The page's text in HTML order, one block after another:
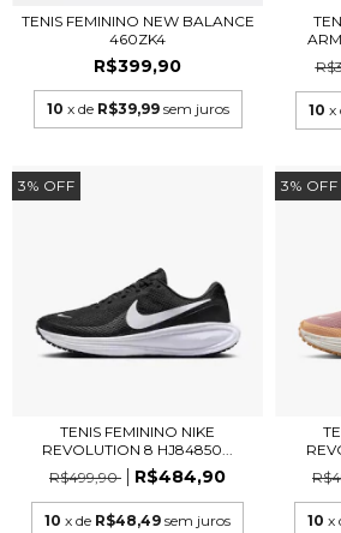
TENIS FEMININO NEW BALANCE
460ZK4
R$399,90
10 x de R$39,99 sem juros 10 x
3% OFF
TENIS FEMININO NIKE
REVOLUTION 8 HJ84850...
R$499,90
R$484,90
10 x de R$48,49 sem juros
3% OFF
10 x